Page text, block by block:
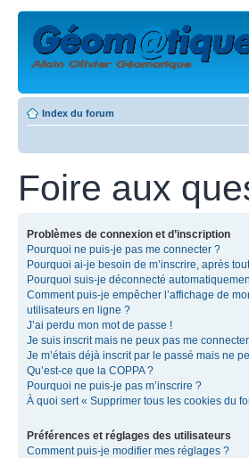
Index du forum
Foire aux
Problèmes de connexion et d’inscription
Pourquoi ne puis-je pas me connecter ?
Pourquoi ai-je besoin de m’inscrire, après
Pourquoi suis-je déconnecté
Comment puis-je empêcher l’affichage de
utilisateurs en ligne ?
J’ai perdu mon mot de passe !
Je suis inscrit mais ne peux pas me
Je m’étais déjà inscrit par le passé mais ne
Qu’est-ce que la COPPA ?
Pourquoi ne puis-je pas m’inscrire ?
À quoi sert « Supprimer tous les cookies du
Préférences et réglages des utilisateurs
Comment puis-je modifier mes réglages ?